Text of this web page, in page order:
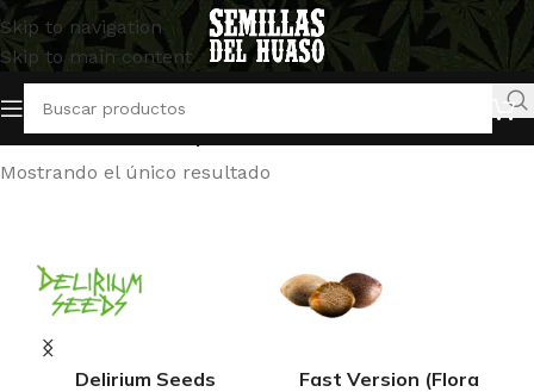
Skip to navigation
Skip to main content
Inicio/Productos etiquetados “Kosher Cookies”
Mostrando el único resultado
Delirium Seeds
Fast Version (Flora